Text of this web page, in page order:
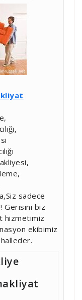
sadece
Gerisini biz
hizmetimiz
ekibimiz